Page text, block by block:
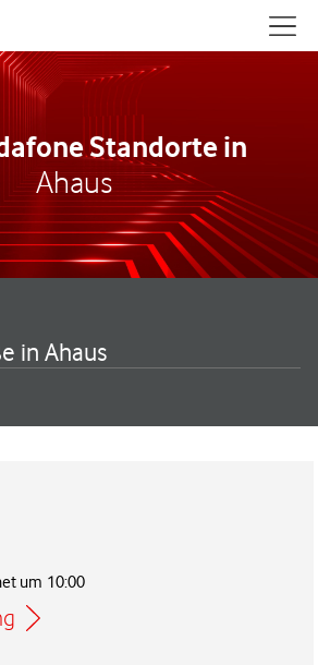
Standorte in
Ahaus
in Ahaus
um 10:00
neuen Tab